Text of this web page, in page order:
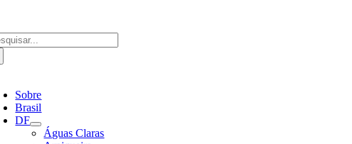
o
conteúdo
Sobre
Brasil
DF
Águas Claras